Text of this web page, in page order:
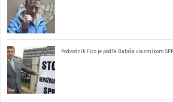
Podvodník Fico je podľa Babiša vlastníkom SPP